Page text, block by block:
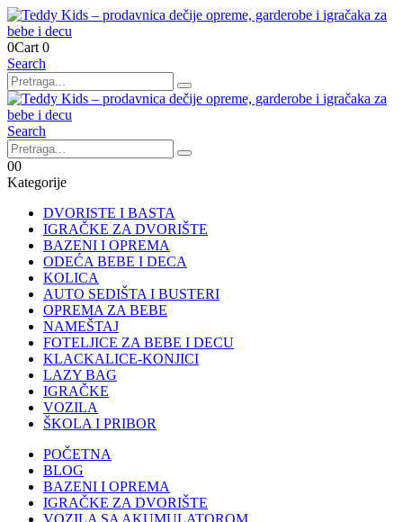
0Cart 0
Search
Search
00
Kategorije
DVORISTE I BASTA
IGRAČKE ZA DVORIŠTE
BAZENI I OPREMA
ODEĆA BEBE I DECA
KOLICA
AUTO SEDIŠTA I BUSTERI
OPREMA ZA BEBE
NAMEŠTAJ
FOTELJICE ZA BEBE I DECU
KLACKALICE-KONJICI
LAZY BAG
IGRAČKE
VOZILA
ŠKOLA I PRIBOR
POČETNA
BLOG
BAZENI I OPREMA
IGRAČKE ZA DVORIŠTE
VOZILA SA AKUMULATOROM